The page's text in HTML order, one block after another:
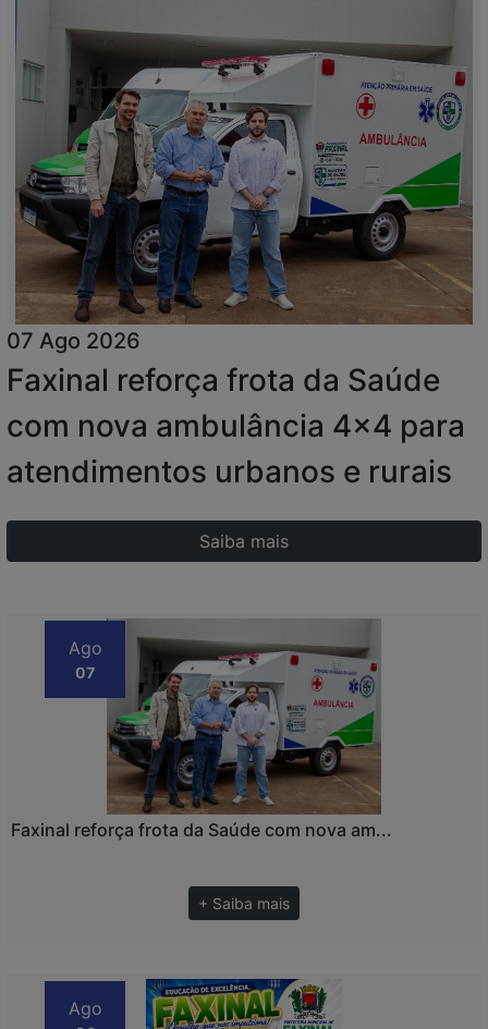
07 Ago 2026
Faxinal reforça frota da Saúde
com nova ambulância 4x4 para
atendimentos urbanos e rurais
Saiba mais
Ago
07
Faxinal reforça frota da Saúde com nova am...
+ Saiba mais
Ago